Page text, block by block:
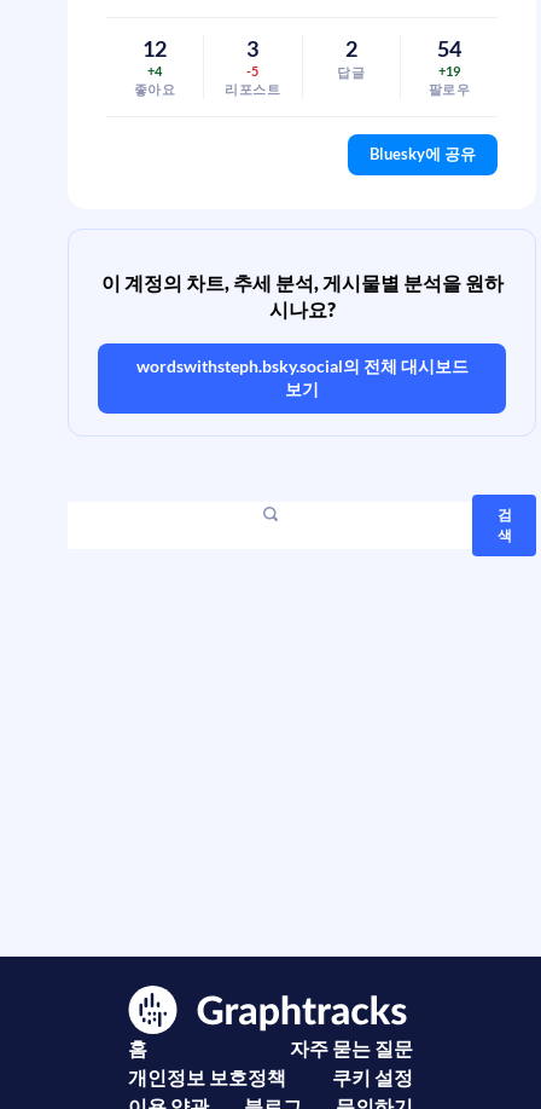
12
+4
좋아요
3
-5
리포스트
2
답글
54
+19
팔로우
Bluesky에 공유
이 계정의 차트, 추세 분석, 게시물별 분석을 원하
시나요?
wordswithsteph.bsky.social의 전체 대시보드
보기
검
색
홈
자주 묻는 질문
개인정보 보호정책
쿠키 설정